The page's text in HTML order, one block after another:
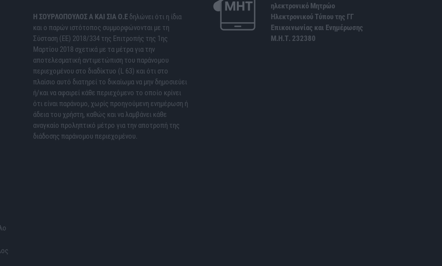
H ΣΟΥΡΛΟΠΟΥΛΟΣ Α ΚΑΙ ΣΙΑ Ο.Ε δηλώνει ότι η ίδια
και ο παρών ιστότοπος συμμορφώνονται με τη
Σύσταση (ΕΕ) 2018/334 της Επιτροπής της 1ης
Μαρτίου 2018 σχετικά με τα μέτρα για την
αποτελεσματική αντιμετώπιση του παράνομου
περιεχομένου στο διαδίκτυο (L 63) και ότι στο
πλαίσιο αυτό διατηρεί το δικαίωμα να μην δημοσιεύει
ή/και να αφαιρεί κάθε περιεχόμενο το οποίο κρίνει
ότι είναι παράνομο, χωρίς προηγούμενη ενημέρωση ή
άδεια του χρήστη, καθώς και να λαμβάνει κάθε
αναγκαίο προληπτικό μέτρο για την αποτροπή της
διάδοσης παράνομου περιεχομένου.
ηλεκτρονικό Μητρώο
Ηλεκτρονικού Τύπου της ΓΓ
Επικοινωνίας και Ενημέρωσης
Μ.Η.Τ. 232380